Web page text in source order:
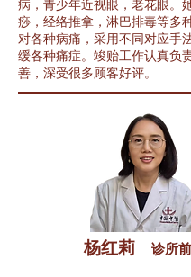
病，青少年近视眼，老花眼。
痧，经络推拿，淋巴排毒等多
对各种病痛，采用不同对应手
缓各种痛症。竣贻工作认真负
善，深受很多顾客好评。
杨红莉 诊所